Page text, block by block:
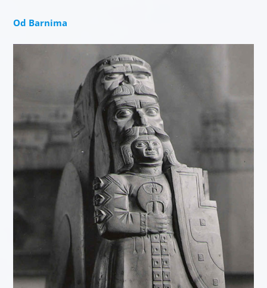
Od Barnima